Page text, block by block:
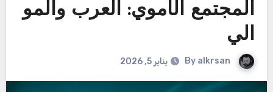
المجتمع الأموي: العرب والمو
الي
By alkrsan يناير 5, 2026